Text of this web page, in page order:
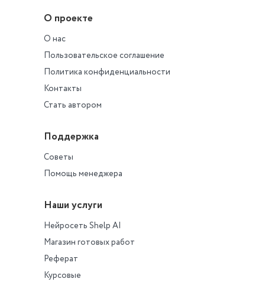
О проекте
О нас
Пользовательское соглашение
Политика конфиденциальности
Контакты
Стать автором
Поддержка
Советы
Помощь менеджера
Наши услуги
Нейросеть Shelp AI
Магазин готовых работ
Реферат
Курсовые